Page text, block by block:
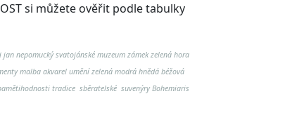
si můžete ověřit podle tabulky
nepomucký svatojánské muzeum zámek zelená hora
malba akvarel umění zelená modrá hnědá béžová
tradice sběratelské suvenýry Bohemiaris